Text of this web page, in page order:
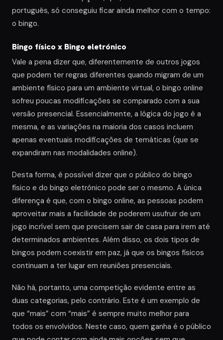
português, só conseguiu ficar ainda melhor com o tempo:
o bingo.
Bingo físico x Bingo eletrónico
Vale a pena dizer que, diferentemente de outros jogos
que podem ter regras diferentes quando migram de um
ambiente físico para um ambiente virtual, o bingo online
sofreu poucas modificações se comparado com a sua
versão presencial. Essencialmente, a lógica do jogo é a
mesma, e as variações na maioria dos casos incluem
apenas eventuais modificações de temáticas (que se
expandiram nas modalidades online).
Desta forma, é possível dizer que o público do bingo
físico e do bingo eletrónico pode ser o mesmo. A única
diferença é que, com o bingo online, as pessoas podem
aproveitar mais a facilidade de poderem usufruir de um
jogo incrível sem que precisem sair de casa para irem até
determinados ambientes. Além disso, os dois tipos de
bingos podem coexistir em paz, já que os bingos físicos
continuam a ter lugar em reuniões presenciais.
Não há, portanto, uma competição evidente entre as
duas categorias, pelo contrário. Este é um exemplo de
que “mais” com “mais” é sempre muito melhor para
todos os envolvidos. Neste caso, quem ganha é o público